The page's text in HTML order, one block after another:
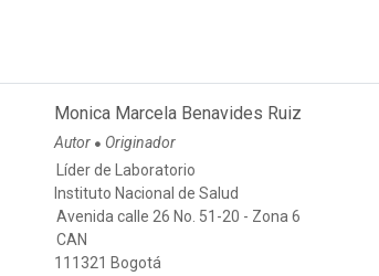
Monica Marcela Benavides Ruiz
Autor ● Originador
Líder de Laboratorio
Instituto Nacional de Salud
Avenida calle 26 No. 51-20 - Zona 6
CAN
111321 Bogotá